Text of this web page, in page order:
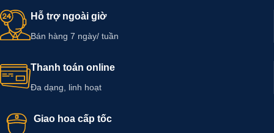
Hỗ trợ ngoài giờ
Bán hàng 7 ngày/ tuần
Thanh toán online
Đa dạng, linh hoạt
Giao hoa cấp tốc